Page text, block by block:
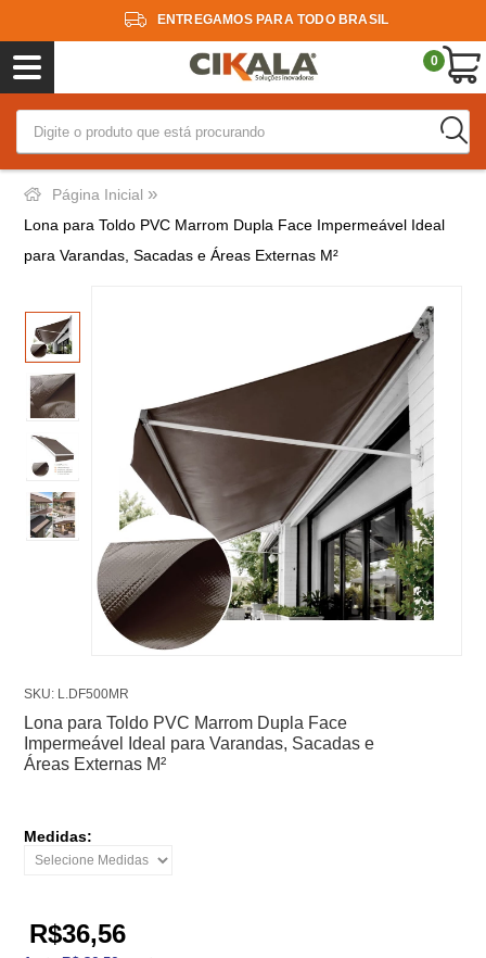
ENTREGAMOS PARA TODO BRASIL
0
Página Inicial »
Lona para Toldo PVC Marrom Dupla Face Impermeável Ideal
para Varandas, Sacadas e Áreas Externas M²
SKU: L.DF500MR
Lona para Toldo PVC Marrom Dupla Face
Impermeável Ideal para Varandas, Sacadas e
Áreas Externas M²
Medidas:
R$36,56